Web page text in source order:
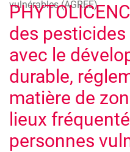
vulnérables (AGRÉÉ)
des
avec le
durable,
matière de
lieux
personnes